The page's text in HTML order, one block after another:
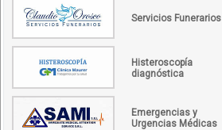
Servicios Funerarios
Histeroscopía
diagnóstica
Emergencias y
Urgencias Médicas